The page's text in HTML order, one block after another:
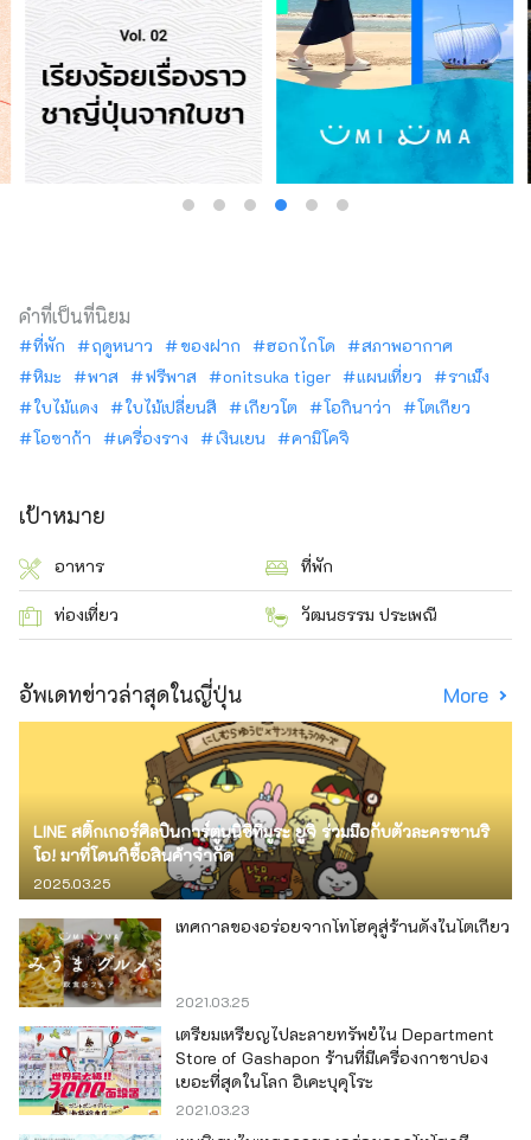
คำที่เป็นที่นิยม
ที่พัก ฤดูหนาว ของฝาก ฮอกไกโด
สภาพอากาศ
หิมะ
พาส ฟรีพาส onitsuka tiger แผนเที่ยว
ราเม็ง
ใบไม้แดง
ใบไม้เปลี่ยนสี เกียวโต โอกินาว่า
โตเกียว
โอซาก้า
เครื่องราง เงินเยน คามิโคจิ
เป้าหมาย
อาหาร ที่พัก
ท่องเที่ยว วัฒนธรรม ประเพณี
อัพเดทข่าวล่าสุดในญี่ปุ่น More
LINE สติ๊กเกอร์ศิลปินการ์ตูนนิชิทีมูระ ยูจิ ร่วมมือกับตัวละครซานริ
โอ! มาที่โดนกิซื้อสินค้าจำกัด
2025.03.25
เทศกาลของอร่อยจากโทโฮคุสู่ร้านดังในโตเกียว
2021.03.25
เตรียมเหรียญไปละลายทรัพย์ใน Department
Store of Gashapon ร้านที่มีเครื่องกาชาปอง
เยอะที่สุดในโลก อิเคะบุคุโระ
2021.03.23